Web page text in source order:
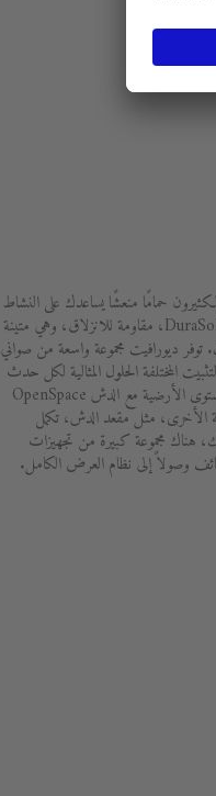
حمامًا منعشًا يساعدك على النشاط
والاستيقاظ. توفر المواد المبتكرة، مثل DuraSolid، مقاومة للانزلاق، وهي متينة
ديورافيت مجموعة واسعة من صواني
المختلفة الحلول المثالية لكل حدث
معماري. تعمل البانيوهات الممتدة على مستوى الأرضية مع الدش OpenSpace
الأخرى، مثل مقعد الدش، تكمل
هناك مجموعة كبيرة من تجهيزات
وصولاً إلى نظام العرض الكامل.